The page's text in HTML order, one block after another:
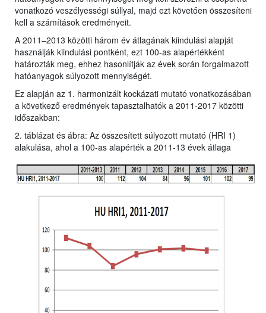
vonatkozó veszélyességi súllyal, majd ezt követően összesíteni
kell a számítások eredményeit.
A 2011–2013 közötti három év átlagának kiindulási alapját
használják kiindulási pontként, ezt 100-as alapértékként
határozták meg, ehhez hasonlítják az évek során forgalmazott
hatóanyagok súlyozott mennyiségét.
Ez alapján az 1. harmonizált kockázati mutató vonatkozásában
a következő eredmények tapasztalhatók a 2011-2017 közötti
időszakban:
2. táblázat és ábra: Az összesített súlyozott mutató (HRI 1)
alakulása, ahol a 100-as alapérték a 2011-13 évek átlaga